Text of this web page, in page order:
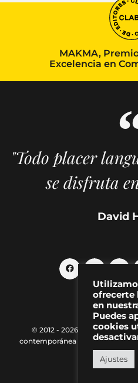
MAKMA,
Excelencia en
"Todo placer
se disfruta
David
© 2012 - 2026 MAKMA |
contemporánea |
Política de
ofrecerte
en
Puedes
cookies
Ajustes